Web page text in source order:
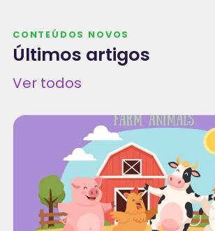
CONTEÚDOS NOVOS
Últimos artigos
Ver todos